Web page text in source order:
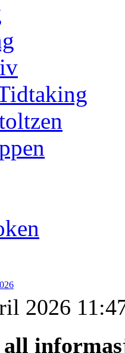
2026